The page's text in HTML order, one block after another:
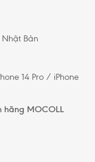
Bản
14 Pro / iPhone
hãng MOCOLL